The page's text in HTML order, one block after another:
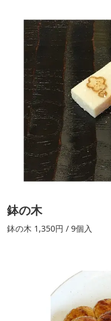
鉢の木
鉢の木 1,350円 / 9個入